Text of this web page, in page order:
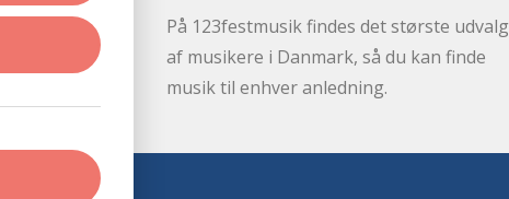
På 123festmusik findes det største udvalg
af musikere i Danmark, så du kan finde
musik til enhver anledning.